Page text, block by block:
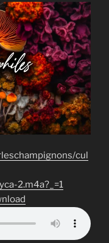
cul
2.m4a?_=1